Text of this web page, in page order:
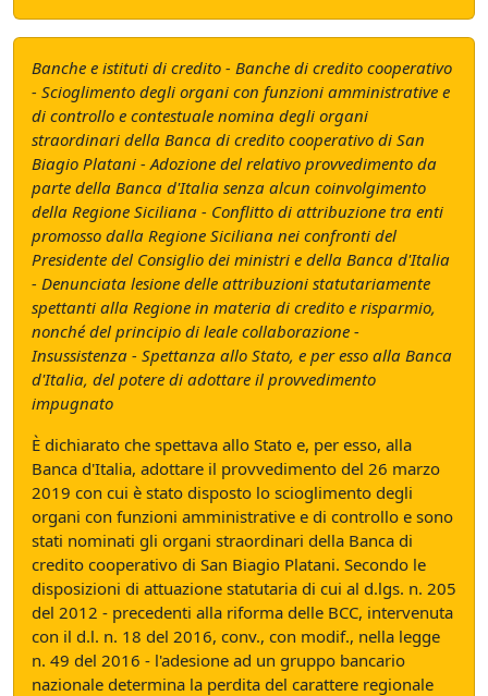
Banche e istituti di credito - Banche di credito cooperativo
- Scioglimento degli organi con funzioni amministrative e
di controllo e contestuale nomina degli organi
straordinari della Banca di credito cooperativo di San
Biagio Platani - Adozione del relativo provvedimento da
parte della Banca d'Italia senza alcun coinvolgimento
della Regione Siciliana - Conflitto di attribuzione tra enti
promosso dalla Regione Siciliana nei confronti del
Presidente del Consiglio dei ministri e della Banca d'Italia
- Denunciata lesione delle attribuzioni statutariamente
spettanti alla Regione in materia di credito e risparmio,
nonché del principio di leale collaborazione -
Insussistenza - Spettanza allo Stato, e per esso alla Banca
d'Italia, del potere di adottare il provvedimento
impugnato
È dichiarato che spettava allo Stato e, per esso, alla
Banca d'Italia, adottare il provvedimento del 26 marzo
2019 con cui è stato disposto lo scioglimento degli
organi con funzioni amministrative e di controllo e sono
stati nominati gli organi straordinari della Banca di
credito cooperativo di San Biagio Platani. Secondo le
disposizioni di attuazione statutaria di cui al d.lgs. n. 205
del 2012 - precedenti alla riforma delle BCC, intervenuta
con il d.l. n. 18 del 2016, conv., con modif., nella legge
n. 49 del 2016 - l'adesione ad un gruppo bancario
nazionale determina la perdita del carattere regionale